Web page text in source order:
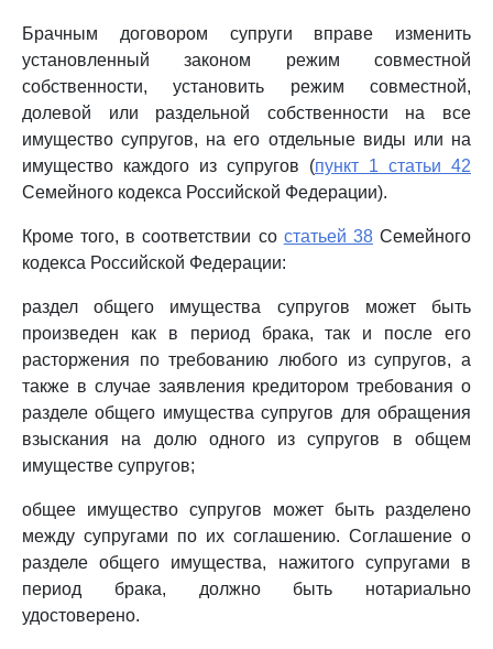
Брачным договором супруги вправе изменить
установленный законом режим совместной
собственности, установить режим совместной,
долевой или раздельной собственности на все
имущество супругов, на его отдельные виды или на
имущество каждого из супругов (пункт 1 статьи 42
Семейного кодекса Российской Федерации).
Кроме того, в соответствии со статьей 38Семейного
кодекса Российской Федерации:
раздел общего имущества супругов может быть
произведен как в период брака, так и после его
расторжения по требованию любого из супругов, а
также в случае заявления кредитором требования о
разделе общего имущества супругов для обращения
взыскания на долю одного из супругов в общем
имуществе супругов;
общее имущество супругов может быть разделено
между супругами по их соглашению. Соглашение о
разделе общего имущества, нажитого супругами в
период брака, должно быть нотариально
удостоверено.